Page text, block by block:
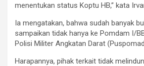
menentukan status Koptu HB,” kata
Ia mengatakan, bahwa sudah banyak
sampaikan tidak hanya ke Pomdam I/
Polisi Militer Angkatan Darat
Harapannya, pihak terkait tidak